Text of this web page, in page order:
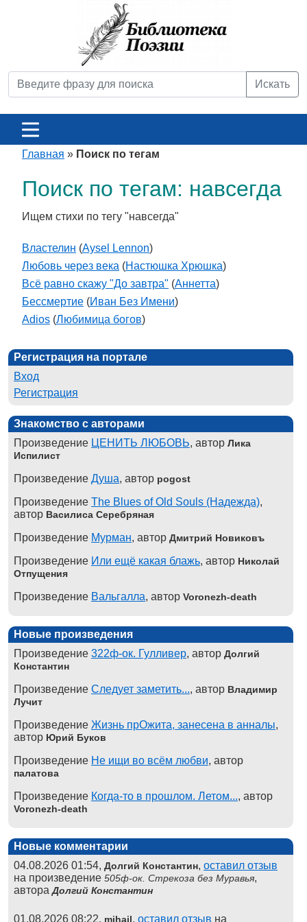
Искать
Главная » Поиск по тегам
Поиск по тегам: навсегда
Ищем стихи по тегу "навсегда"
Властелин (Aysel Lennon)
Любовь через века (Настюшка Хрюшка)
Всё равно скажу "До завтра" (Аннетта)
Бессмертие (Иван Без Имени)
Adios (Любимица богов)
Регистрация на портале
Вход
Регистрация
Знакомство с авторами
Произведение ЦЕНИТЬ ЛЮБОВЬ, автор Лика
Испилист
Произведение Душа, автор pogost
Произведение The Blues of Old Souls (Надежда),
автор Василиса Серебряная
Произведение Мурман, автор Дмитрий Новиковъ
Произведение Или ещё какая блажь, автор Николай
Отпущения
Произведение Вальгалла, автор Voronezh-death
Новые произведения
Произведение 322ф-ок. Гулливер, автор Долгий
Константин
Произведение Следует заметить..., автор Владимир
Лучит
Произведение Жизнь прОжита, занесена в анналы,
автор Юрий Буков
Произведение Не ищи во всём любви, автор
палатова
Произведение Когда-то в прошлом. Летом..., автор
Voronezh-death
Новые комментарии
04.08.2026 01:54, Долгий Константин, оставил отзыв
на произведение 505ф-ок. Стрекоза без Муравья,
автораДолгий Константин
01.08.2026 08:22, mihail, оставил отзыв на